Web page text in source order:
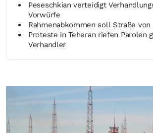
Peseschkian verteidigt
Vorwürfe
Rahmenabkommen soll Straße
Proteste in Teheran riefen Parolen
Verhandler